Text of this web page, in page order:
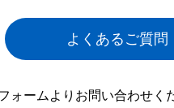
よくあるご質問
ォームよりお問い合わせく